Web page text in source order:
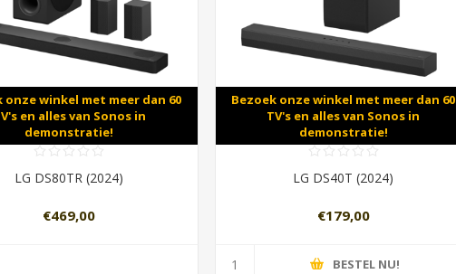
onze winkel met meer dan 60
en alles van Sonos in
demonstratie!
LG DS80TR (2024)
€469,00
Bezoek onze winkel met meer dan 60
TV's en alles van Sonos in
demonstratie!
LG DS40T (2024)
€179,00
BESTEL NU!